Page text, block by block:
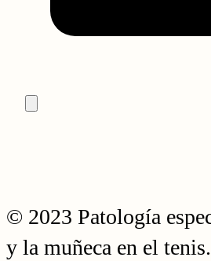
© 2023 Patología
y la muñeca en el tenis.